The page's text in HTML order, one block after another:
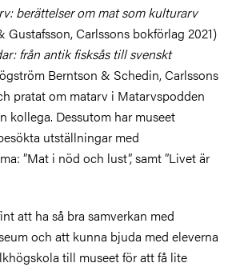
berättelser om mat som kulturarv
Gustafsson, Carlssons bokförlag 2021)
från antik fisksås till svenskt
Berntson & Schedin, Carlssons
pratat om matarv i Matarvspodden
kollega. Dessutom har museet
utställningar med
”Mat i nöd och lust”, samt ”Livet är
att ha så bra samverkan med
och att kunna bjuda med eleverna
till museet för att få lite